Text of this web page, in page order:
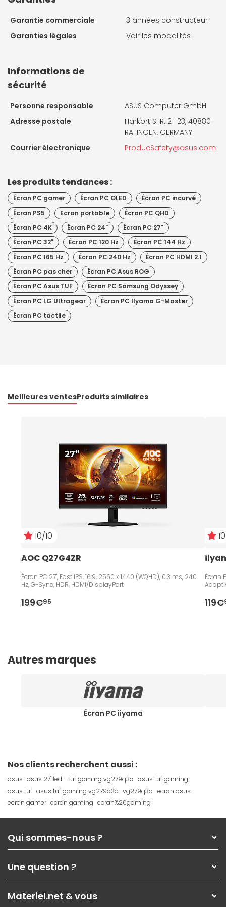
Garantie commerciale
3 années constructeur
Garanties légales
Voir les modalités
Informations de
sécurité
Personne responsable
ASUS Computer GmbH
Adresse postale
Harkort STR. 21-23, 40880
RATINGEN, GERMANY
Courrier électronique
ProducSafety@asus.com
Les produits tendances :
Écran PC gamer Écran PC OLED
Écran PC incurvé
Écran PS5
Ecran portable
Écran PC QHD
Écran PC 4K
Écran PC 24"
Écran PC 27"
Écran PC 32"
Écran PC 120 Hz
Écran PC 144 Hz
Écran PC 165 Hz
Écran PC 240 Hz
Écran PC HDMI 2.1
Écran PC pas cher
Écran PC Asus ROG
Écran PC Asus TUF
Écran PC Samsung Odyssey
Écran PC LG Ultragear
Écran PC IIyama G-Master
Écran PC tactile
Meilleures ventesProduits similaires
10/10
AOC Q27G4ZR
Écran PC 27", Fast IPS, 16:9, 2560 x 1440 (WQHD), 0,3 ms, 240
Hz, G-Sync, HDR, HDMI/DisplayPort
199€95
Écran PC 23.8", Fast IPS,
119€
Autres marques
Écran PC iiyama
Nos clients recherchent aussi :
asus asus 27" led - tuf gaming vg279q3a asus tuf gaming
asus tuf asus tuf gaming vg279q3a vg279q3a ecran asus
ecran gamer ecran gaming ecran%20gaming
Qui sommes-nous ?
Nos services
Les magasins Materiel.net
Nos solutions pour les pros
Contactez-nous
Une question ?
Paiement, livraison
Materiel.net & vous